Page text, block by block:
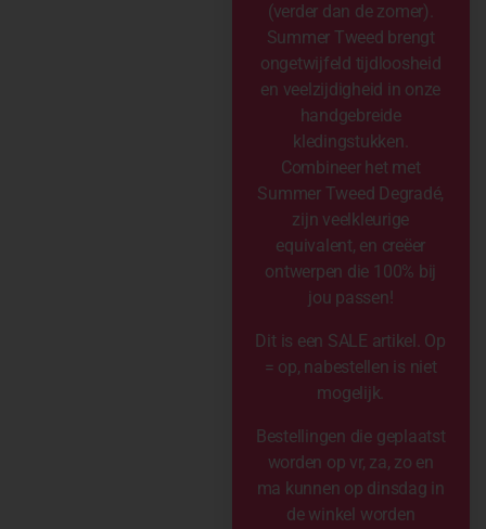
(verder dan de zomer).
Summer Tweed brengt
ongetwijfeld tijdloosheid
en veelzijdigheid in onze
handgebreide
kledingstukken.
Combineer het met
Summer Tweed Degradé,
zijn veelkleurige
equivalent, en creëer
ontwerpen die 100% bij
jou passen!
Dit is een SALE artikel. Op
= op, nabestellen is niet
mogelijk.
Bestellingen die geplaatst
worden op vr, za, zo en
ma kunnen op dinsdag in
de winkel worden